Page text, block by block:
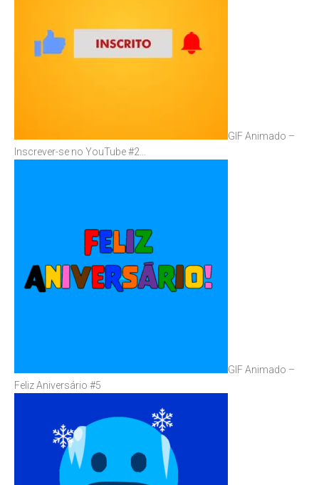
GIF Animado –
Inscrever-se no YouTube #2…
GIF Animado –
Feliz Aniversário #5